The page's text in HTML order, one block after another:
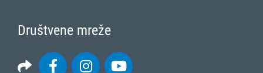
Društvene mreže